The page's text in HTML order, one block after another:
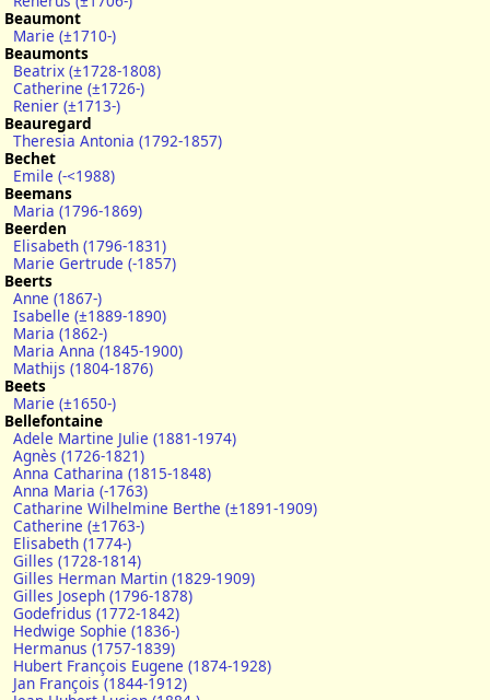
Beaumont
Marie (±1710-)
Beaumonts
Beatrix (±1728-1808)
Catherine (±1726-)
Renier (±1713-)
Beauregard
Theresia Antonia (1792-1857)
Bechet
Emile (-<1988)
Beemans
Maria (1796-1869)
Beerden
Elisabeth (1796-1831)
Marie Gertrude (-1857)
Beerts
Anne (1867-)
Isabelle (±1889-1890)
Maria (1862-)
Maria Anna (1845-1900)
Mathijs (1804-1876)
Beets
Marie (±1650-)
Bellefontaine
Adele Martine Julie (1881-1974)
Agnès (1726-1821)
Anna Catharina (1815-1848)
Anna Maria (-1763)
Catharine Wilhelmine Berthe (±1891-1909)
Catherine (±1763-)
Elisabeth (1774-)
Gilles (1728-1814)
Gilles Herman Martin (1829-1909)
Gilles Joseph (1796-1878)
Godefridus (1772-1842)
Hedwige Sophie (1836-)
Hermanus (1757-1839)
Hubert François Eugene (1874-1928)
Jan François (1844-1912)